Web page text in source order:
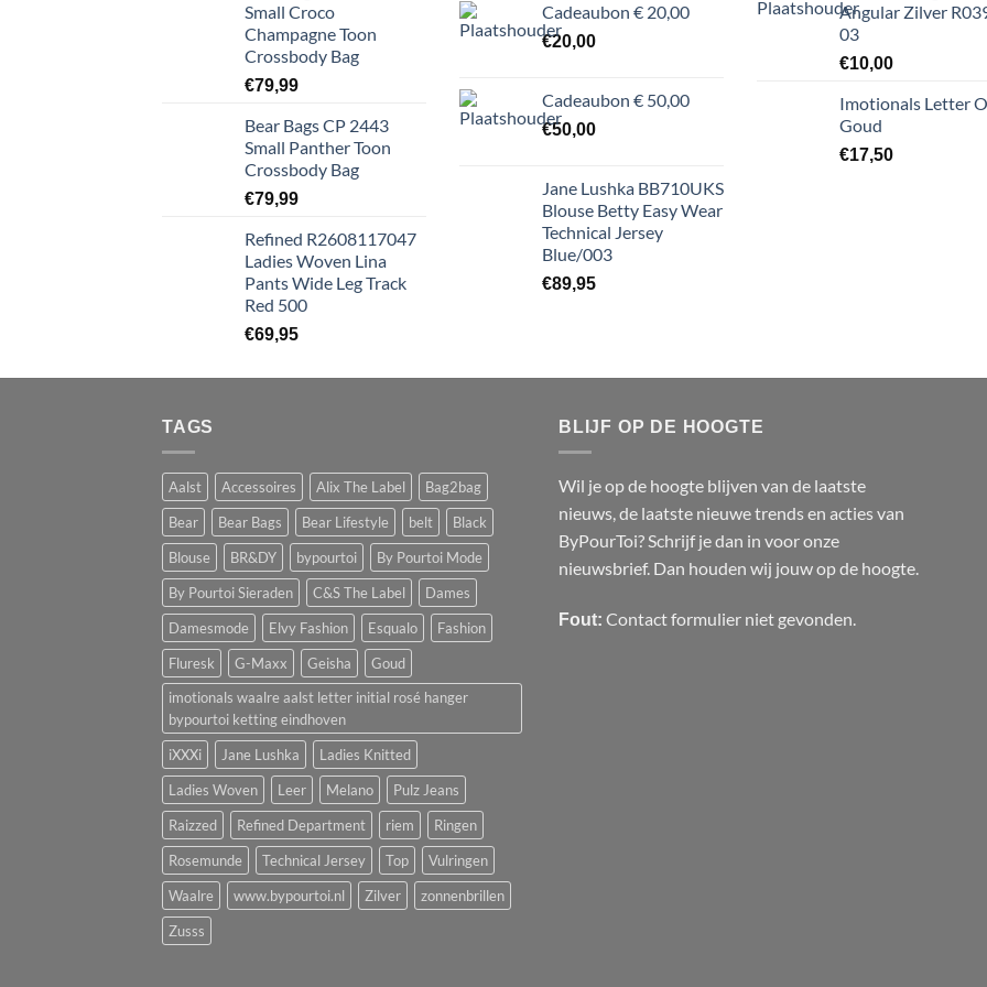
Small Croco
Champagne Toon
Crossbody Bag
€79,99
Bear Bags CP 2443
Small Panther Toon
Crossbody Bag
€79,99
Refined R2608117047
Ladies Woven Lina
Pants Wide Leg Track
Red 500
€69,95
Cadeaubon € 20,00
€20,00
Cadeaubon € 50,00
€50,00
Jane Lushka BB710UKS
Blouse Betty Easy Wear
Technical Jersey
Blue/003
€89,95
Angular Zilver
03
€10,00
Imotionals Letter O
Goud
€17,50
TAGS
Aalst Accessoires Alix The Label
Bag2bag
Bear
Bear Bags Bear Lifestyle belt
Black
Blouse
BR&DY bypourtoi
By Pourtoi Mode
By Pourtoi Sieraden
C&S The Label
Dames
Damesmode
Elvy Fashion Esqualo
Fashion
Fluresk
G-Maxx Geisha
Goud
imotionals waalre aalst letter initial rosé hanger
bypourtoi ketting eindhoven
iXXXi
Jane Lushka
Ladies Knitted
Ladies Woven
Leer Melano
Pulz Jeans
Raizzed
Refined Department riem
Ringen
Rosemunde
Technical Jersey Top
Vulringen
Waalre
www.bypourtoi.nl Zilver
zonnenbrillen
Zusss
BLIJF OP DE HOOGTE
Wil je op de hoogte blijven van de laatste
nieuws, de laatste nieuwe trends en acties van
ByPourToi? Schrijf je dan in voor onze
nieuwsbrief. Dan houden wij jouw op de hoogte.
Fout: Contact formulier niet gevonden.